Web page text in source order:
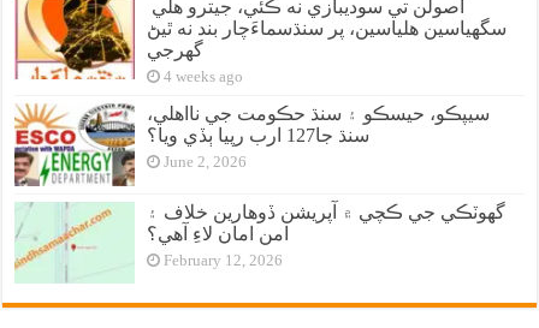
سگهياسين هلياسين، پر سنڌسماءَچار بند نه ٿيڻ
گهرجي
4 weeks ago
سيپڪو، حيسڪو ۽ سنڌ حڪومت جي نااهلي،
سنڌ جا127 ارب رپيا ٻڏي ويا؟
June 2, 2026
گهوٽڪي جي ڪچي ۾ آپريشن ڏوهارين خلاف ۽
امن امان لاءِ آهي؟
February 12, 2026